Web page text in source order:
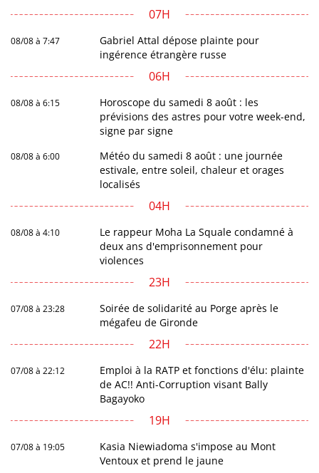
07H
08/08 à 7:47
Gabriel Attal dépose plainte pour
ingérence étrangère russe
06H
08/08 à 6:15
Horoscope du samedi 8 août : les
prévisions des astres pour votre week-end,
signe par signe
08/08 à 6:00
Météo du samedi 8 août : une journée
estivale, entre soleil, chaleur et orages
localisés
04H
08/08 à 4:10
Le rappeur Moha La Squale condamné à
deux ans d'emprisonnement pour
violences
23H
07/08 à 23:28
Soirée de solidarité au Porge après le
mégafeu de Gironde
22H
07/08 à 22:12
Emploi à la RATP et fonctions d'élu: plainte
de AC!! Anti-Corruption visant Bally
Bagayoko
19H
07/08 à 19:05
Kasia Niewiadoma s'impose au Mont
Ventoux et prend le jaune